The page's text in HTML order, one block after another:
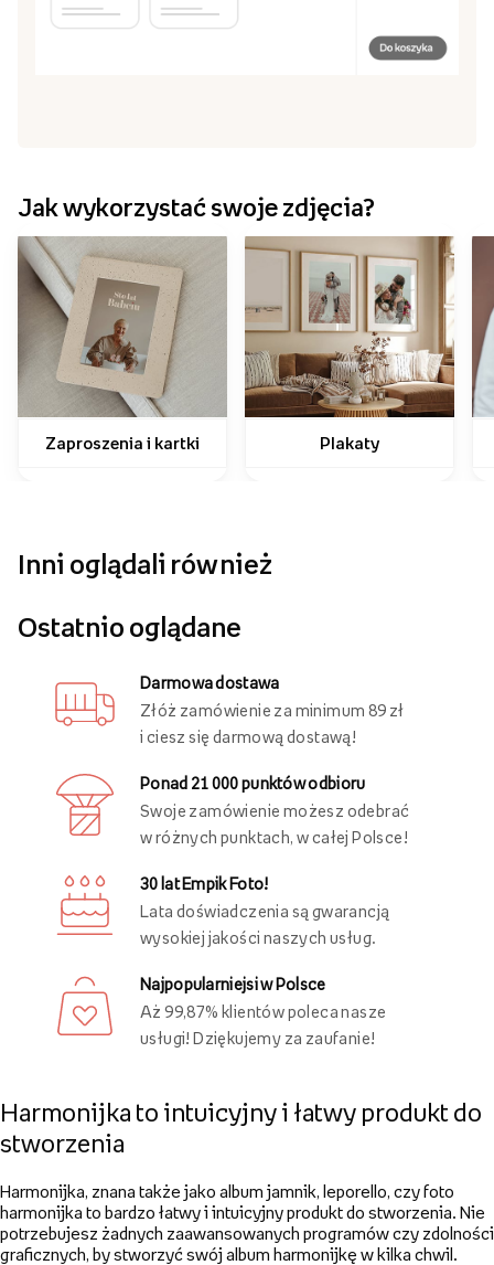
Jak wykorzystać swoje zdjęcia?
Zaproszenia i kartki Plakaty
Inni oglądali również
Ostatnio oglądane
Darmowa dostawa
Złóż zamówienie za minimum 89 zł
i ciesz się darmową dostawą!
Ponad 21 000 punktów odbioru
Swoje zamówienie możesz odebrać
w różnych punktach, w całej Polsce!
30 lat Empik Foto!
Lata doświadczenia są gwarancją
wysokiej jakości naszych usług.
Najpopularniejsi w Polsce
Aż 99,87% klientów poleca nasze
usługi! Dziękujemy za zaufanie!
Harmonijka to intuicyjny i łatwy produkt do
stworzenia
Harmonijka, znana także jako album jamnik, leporello, czy foto
harmonijka to bardzo łatwy i intuicyjny produkt do stworzenia. Nie
potrzebujesz żadnych zaawansowanych programów czy zdolności
graficznych, by stworzyć swój album harmonijkę w kilka chwil.